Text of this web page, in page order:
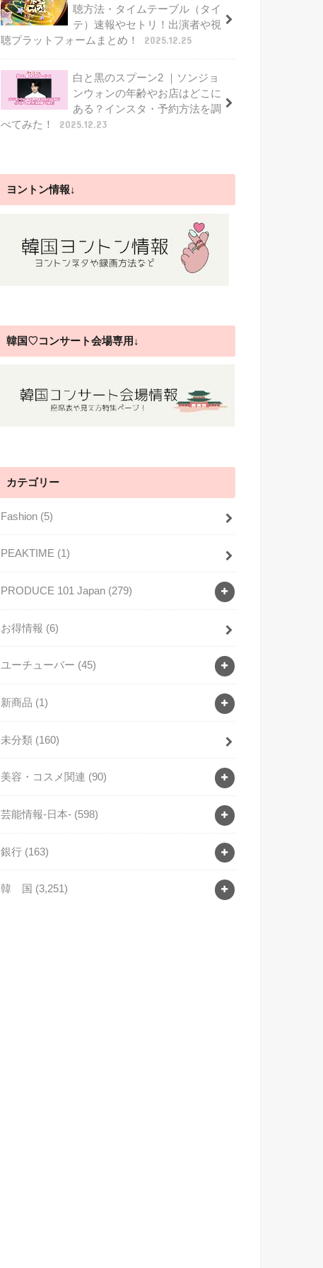
聴方法・タイムテーブル（タイ
テ）速報やセトリ！出演者や視
聴プラットフォームまとめ！
2025.12.25
白と黒のスプーン2 ｜ソンジョ
ンウォンの年齢やお店はどこに
ある？インスタ・予約方法を調
べてみた！
2025.12.23
ヨントン情報↓
韓国♡コンサート会場専用↓
カテゴリー
Fashion (5)
PEAKTIME (1)
PRODUCE 101 Japan (279)
お得情報 (6)
ユーチューバー (45)
新商品 (1)
未分類 (160)
美容・コスメ関連 (90)
芸能情報-日本- (598)
銀行 (163)
韓 国 (3,251)